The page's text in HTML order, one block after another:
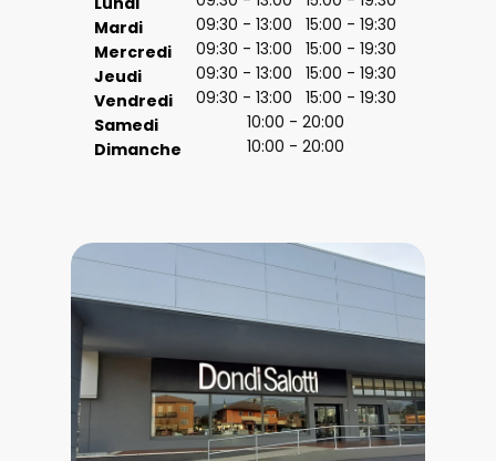
Mardi
Mercredi
Jeudi
Vendredi
Samedi
Dimanche
09:30 - 13:00 15:00 - 19:30
09:30 - 13:00 15:00 - 19:30
09:30 - 13:00 15:00 - 19:30
09:30 - 13:00 15:00 - 19:30
10:00 - 20:00
10:00 - 20:00